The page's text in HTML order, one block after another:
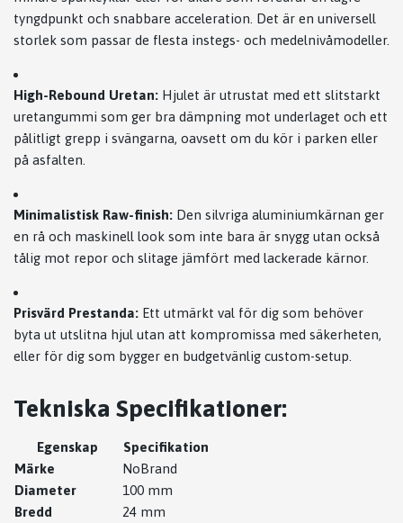
tyngdpunkt och snabbare acceleration. Det är en universell
storlek som passar de flesta instegs- och medelnivåmodeller.
High-Rebound Uretan: Hjulet är utrustat med ett slitstarkt
uretangummi som ger bra dämpning mot underlaget och ett
pålitligt grepp i svängarna, oavsett om du kör i parken eller
på asfalten.
Minimalistisk Raw-finish: Den silvriga aluminiumkärnan ger
en rå och maskinell look som inte bara är snygg utan också
tålig mot repor och slitage jämfört med lackerade kärnor.
Prisvärd Prestanda: Ett utmärkt val för dig som behöver
byta ut utslitna hjul utan att kompromissa med säkerheten,
eller för dig som bygger en budgetvänlig custom-setup.
Tekniska Specifikationer:
Egenskap
Specifikation
Märke
NoBrand
Diameter
100 mm
Bredd
24 mm